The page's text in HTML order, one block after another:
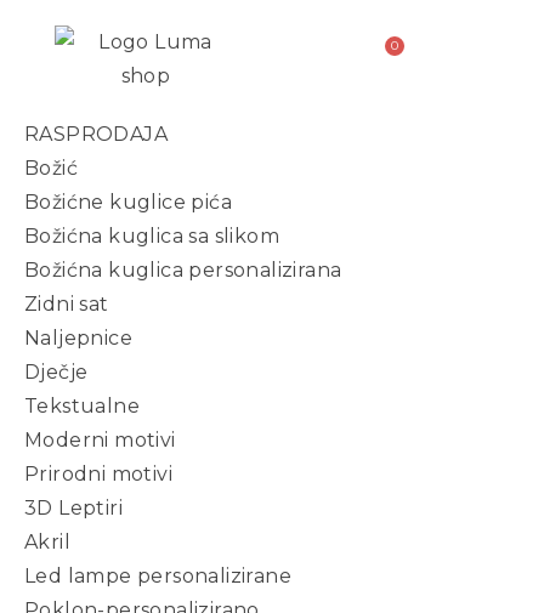
RASPRODAJA
Božić
Božićne kuglice pića
Božićna kuglica sa slikom
Božićna kuglica personalizirana
Zidni sat
Naljepnice
Dječje
Tekstualne
Moderni motivi
Prirodni motivi
3D Leptiri
Akril
Led lampe personalizirane